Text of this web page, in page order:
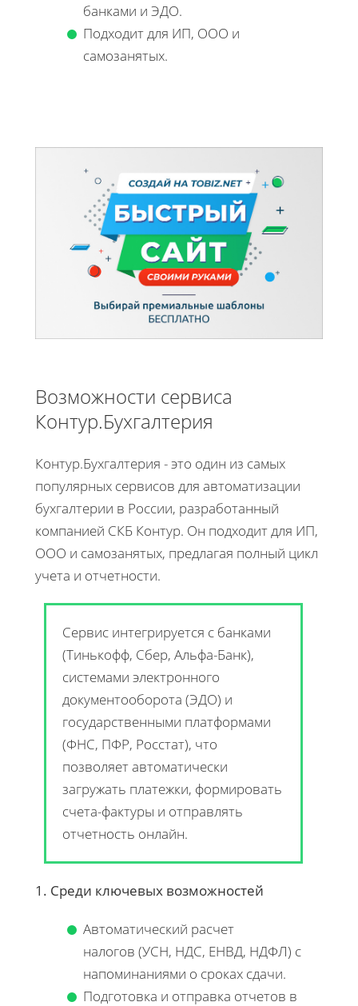
банками и ЭДО.
Подходит для ИП, ООО и
самозанятых.
Возможности сервиса
Контур.Бухгалтерия
Контур.Бухгалтерия - это один из самых
популярных сервисов для автоматизации
бухгалтерии в России, разработанный
компанией СКБ Контур. Он подходит для ИП,
ООО и самозанятых, предлагая полный цикл
учета и отчетности.
Сервис интегрируется с банками
(Тинькофф, Сбер, Альфа-Банк),
системами электронного
документооборота (ЭДО) и
государственными платформами
(ФНС, ПФР, Росстат), что
позволяет автоматически
загружать платежки, формировать
счета-фактуры и отправлять
отчетность онлайн.
1. Среди ключевых возможностей
Автоматический расчет
налогов (УСН, НДС, ЕНВД, НДФЛ) с
напоминаниями о сроках сдачи.
Подготовка и отправка отчетов в